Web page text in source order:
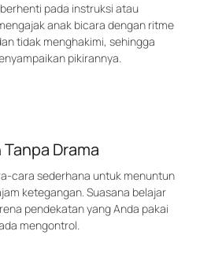
pada instruksi atau
anak bicara dengan ritme
tidak menghakimi, sehingga
pikirannya.
Drama
cara sederhana untuk menuntun
ketegangan. Suasana belajar
pendekatan yang Anda pakai
mengontrol.